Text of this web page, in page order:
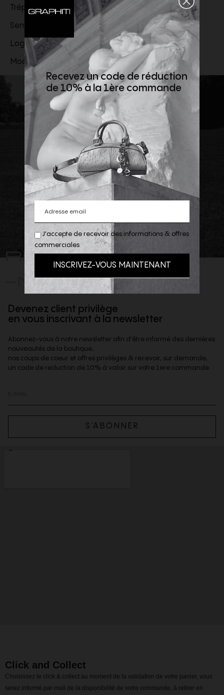
Trépointe en cuir
Semelle crantée en caoutchouc
Logo Santoni estampé sur la semelle de propreté
Modèle fabriqué dans les Marches, Italie
REJOIGNEZ
-NOUS
Devenez client privilège
en vous inscrivant à la newsletter
Abonnez-vous à notre newsletter afin d'être informé des dernières
nouveautés de la boutique,
nos coups de coeur et offres privilèges & recevoir, sur demande,
un code de reduction de 10% à valoir sur votre 1ere commande.
S’ABONNER
Click and Collect
Choisissez le click & collect au moment de la validation de votre panier, vous
serez informé par mail de la disponibilité de votre commande, à retirer en
J'accepte de recevoir des informations & offres
commerciales
Recevez un code de réduction
de 10% à la 1ère commande